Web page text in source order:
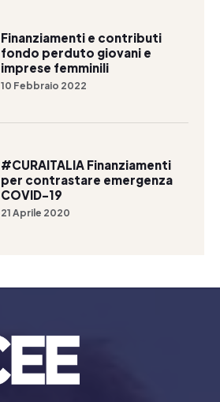
Finanziamenti e contributi
fondo perduto giovani e
imprese femminili
10 Febbraio 2022
#CURAITALIA Finanziamenti
per contrastare emergenza
COVID-19
21 Aprile 2020